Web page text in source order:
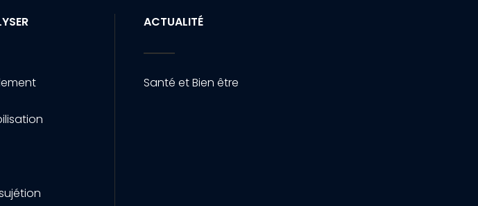
ACTUALITÉ
Santé et Bien être